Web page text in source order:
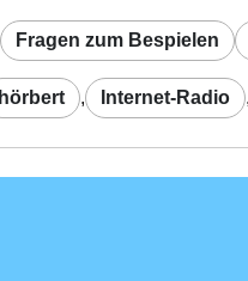
Fragen zum Bespielen
hörbert , Internet-Radio ,